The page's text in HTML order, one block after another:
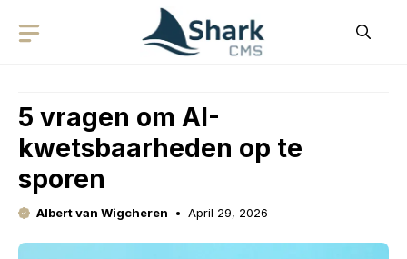
5 vragen om AI-
kwetsbaarheden op te
sporen
Albert van Wigcheren April 29, 2026